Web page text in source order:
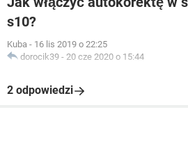
s10?
Kuba - 16 lis 2019 o 22:25
dorocik39 - 20 cze 2020 o 15:44
2 odpowiedzi